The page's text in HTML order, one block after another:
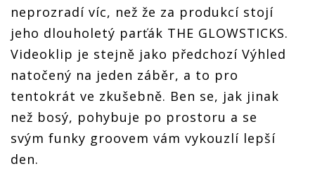
neprozradí víc, než že za produkcí stojí
jeho dlouholetý parťák THE GLOWSTICKS.
Videoklip je stejně jako předchozí Výhled
natočený na jeden záběr, a to pro
tentokrát ve zkušebně. Ben se, jak jinak
než bosý, pohybuje po prostoru a se
svým funky groovem vám vykouzlí lepší
den.